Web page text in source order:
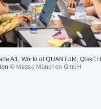
A1, World of QUANTUM, Qiskit
© Messe München GmbH